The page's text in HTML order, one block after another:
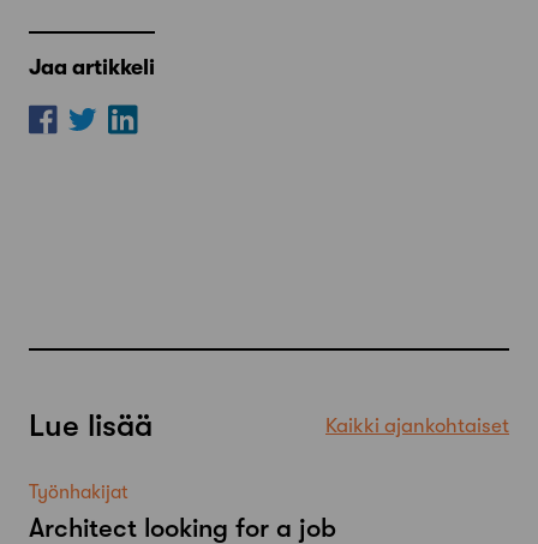
Jaa artikkeli
Lue lisää Kaikki ajankohtaiset
Työnhakijat
Architect looking for a job